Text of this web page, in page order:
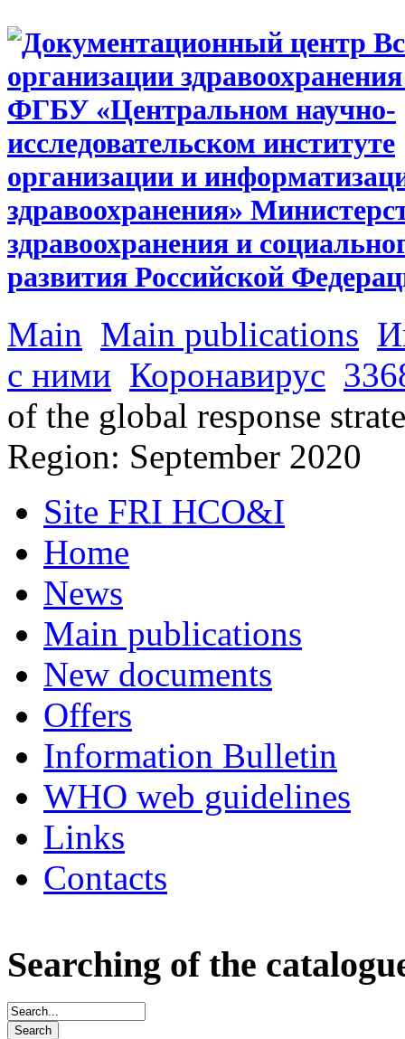
Main Main publications
с ними Коронавирус
of the global response
Region: September 2020
Site FRI HCO&I
Home
News
Main publications
New documents
Offers
Information Bulletin
WHO web guidelines
Links
Contacts
Searching of the